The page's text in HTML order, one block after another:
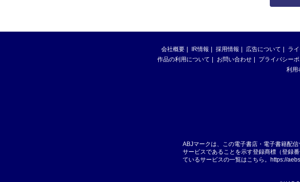
会社概要 IR情報 採用情報 広告について ラ
作品の利用について
お問い合わせ プライバシー
利用
ABJマークは、この電子書店・電子書籍配
サービスであることを示す登録商標（登録
ているサービスの一覧はこちら。 https://